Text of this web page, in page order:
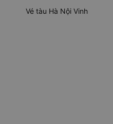
Vé tàu Hà Nội Vinh